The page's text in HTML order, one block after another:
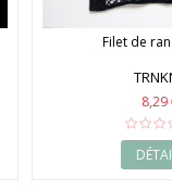
Filet de
8,29